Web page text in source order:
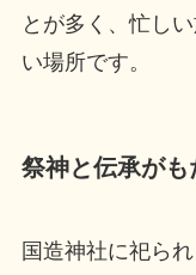
とが多く、忙し
い場所です。
祭神と伝承がも
国造神社に祀ら